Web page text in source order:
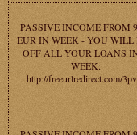
PASSIVE INCOME FROM
EUR IN WEEK - YOU WILL
OFF ALL YOUR LOANS
WEEK:
http://freeurlredirect.com/